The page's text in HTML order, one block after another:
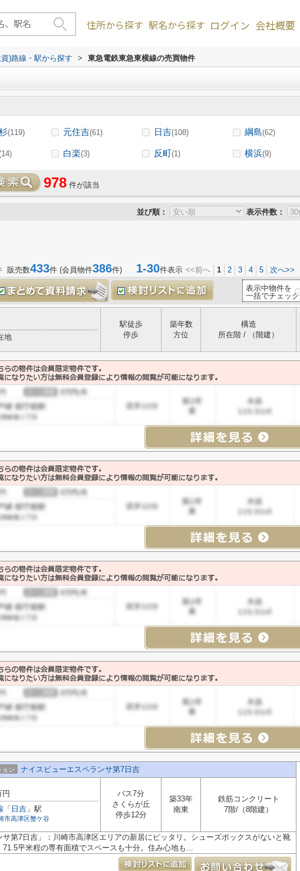
住所から探す 駅名から探す ログイン 会社概要
)路線・駅から探す > 東急電鉄東急東横線の売買物件
(119) 元住吉(61) 日吉(108) 綱島(62)
白楽(3) 反町(1) 横浜(9)
978 件が該当
並び順： 表示件数：
販売数433件 (会員物件386件) 1-30件表示 <<前へ 1 2 3 4 5 次へ>>
表示中物件を
一括でチェック
地
駅徒歩
停歩
築年数
方位
構造
所在階 / （階建）
ョン ナイスビューエスペランサ第7日吉
円
「 日吉 」駅
市高津区蟹ケ谷
バス7分
さくらが丘
停歩12分
築33年
南東
鉄筋コンクリート
7階/（8階建）
サ第7日吉」：川崎市高津区エリアの新居にピッタリ。シューズボックスがないと靴
平米程の専有面積でスペースも十分。住み心地も...